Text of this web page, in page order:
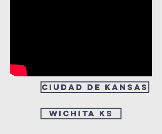
ciudad de Kansas
Wichita KS